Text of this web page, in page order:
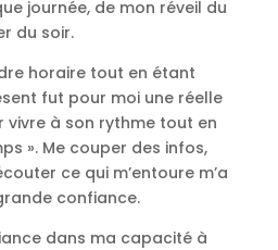
journée, de mon réveil du
du soir.
horaire tout en étant
fut pour moi une réelle
vivre à son rythme tout en
». Me couper des infos,
ce qui m’entoure m’a
confiance.
dans ma capacité à